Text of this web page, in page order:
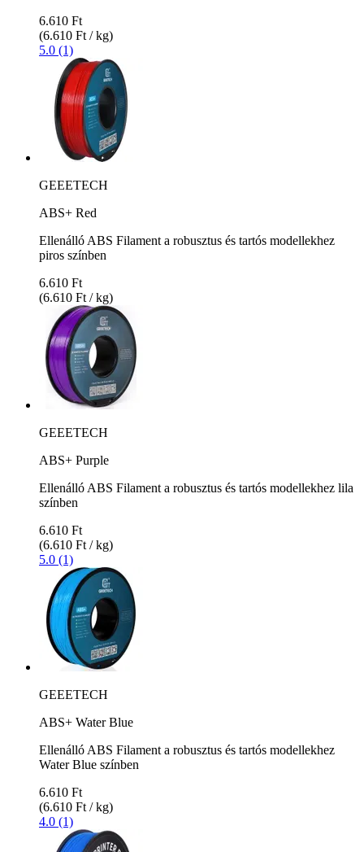
6.610 Ft
(6.610 Ft / kg)
5.0 (1)
GEEETECH
ABS+ Red
Ellenálló ABS Filament a robusztus és tartós modellekhez
piros színben
6.610 Ft
(6.610 Ft / kg)
GEEETECH
ABS+ Purple
Ellenálló ABS Filament a robusztus és tartós modellekhez lila
színben
6.610 Ft
(6.610 Ft / kg)
5.0 (1)
GEEETECH
ABS+ Water Blue
Ellenálló ABS Filament a robusztus és tartós modellekhez
Water Blue színben
6.610 Ft
(6.610 Ft / kg)
4.0 (1)